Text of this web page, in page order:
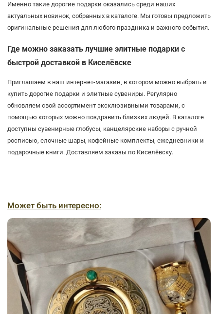
Именно такие дорогие подарки оказались среди наших
актуальных новинок, собранных в каталоге. Мы готовы предложить
оригинальные решения для любого праздника и важного события.
Где можно заказать лучшие элитные подарки с
быстрой доставкой в Киселёвске
Приглашаем в наш интернет-магазин, в котором можно выбрать и
купить дорогие подарки и элитные сувениры. Регулярно
обновляем свой ассортимент эксклюзивными товарами, с
помощью которых можно поздравить близких людей. В каталоге
доступны сувенирные глобусы, канцелярские наборы с ручной
росписью, елочные шары, кофейные комплекты, ежедневники и
подарочные книги. Доставляем заказы по Киселёвску.
Может быть интересно: